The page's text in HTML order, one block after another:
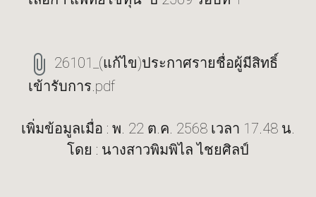
26101_(แก้ไข)ประกาศรายชื่อผู้มีสิทธิ์
เข้ารับการ.pdf
เพิ่มข้อมูลเมื่อ : พ. 22 ต.ค. 2568 เวลา 17.48 น.
โดย : นางสาวพิมพิไล ไชยศิลป์